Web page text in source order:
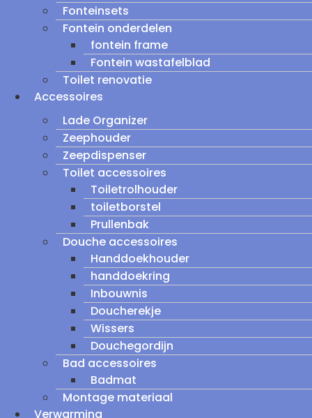
Fonteinsets
Fontein onderdelen
fontein frame
Fontein wastafelblad
Toilet renovatie
Accessoires
Lade Organizer
Zeephouder
Zeepdispenser
Toilet accessoires
Toiletrolhouder
toiletborstel
Prullenbak
Douche accessoires
Handdoekhouder
handdoekring
Inbouwnis
Doucherekje
Wissers
Douchegordijn
Bad accessoires
Badmat
Montage materiaal
Verwarming